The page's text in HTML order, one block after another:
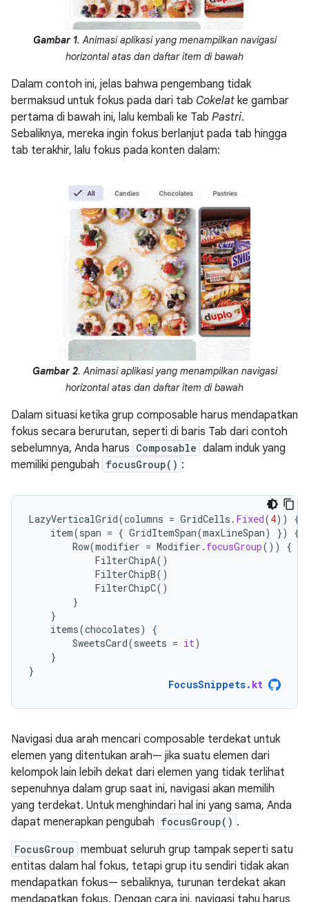
Gambar 1. Animasi aplikasi yang menampilkan navigasi
horizontal atas dan daftar item di bawah
Dalam contoh ini, jelas bahwa pengembang tidak
bermaksud untuk fokus pada dari tab Cokelat ke gambar
pertama di bawah ini, lalu kembali ke Tab Pastri.
Sebaliknya, mereka ingin fokus berlanjut pada tab hingga
tab terakhir, lalu fokus pada konten dalam:
Gambar 2. Animasi aplikasi yang menampilkan navigasi
horizontal atas dan daftar item di bawah
Dalam situasi ketika grup composable harus mendapatkan
fokus secara berurutan, seperti di baris Tab dari contoh
sebelumnya, Anda harus Composable dalam induk yang
memiliki pengubah focusGroup() :
LazyVerticalGrid(columns = GridCells . Fixed(4))
{
item(span = { GridItemSpan(maxLineSpan) })
{
Row(modifier = Modifier . focusGroup())
{
FilterChipA()
FilterChipB()
FilterChipC()
}
}
items(chocolates)
{
SweetsCard(sweets = it)
}
}
FocusSnippets. kt
Navigasi dua arah mencari composable terdekat untuk
elemen yang ditentukan arah— jika suatu elemen dari
kelompok lain lebih dekat dari elemen yang tidak terlihat
sepenuhnya dalam grup saat ini, navigasi akan memilih
yang terdekat. Untuk menghindari hal ini yang sama, Anda
dapat menerapkan pengubah focusGroup() .
FocusGroup membuat seluruh grup tampak seperti satu
entitas dalam hal fokus, tetapi grup itu sendiri tidak akan
mendapatkan fokus— sebaliknya, turunan terdekat akan
mendapatkan fokus. Dengan cara ini, navigasi tahu harus